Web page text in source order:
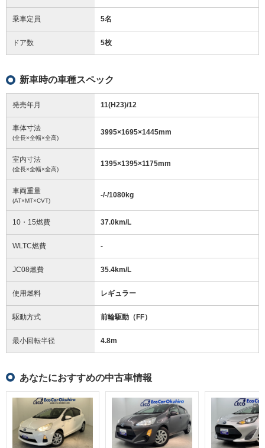
乗車定員 5名
ドア数 5枚
新車時の車種スペック
発売年月 11(H23)/12
車体寸法
(全長×全幅×全高)
3995×1695×1445mm
室内寸法
(全長×全幅×全高)
1395×1395×1175mm
車両重量
(AT×MT×CVT)
-/-/1080kg
10・15燃費 37.0km/L
WLTC燃費 -
JC08燃費 35.4km/L
使用燃料 レギュラー
駆動方式 前輪駆動（FF）
最小回転半径 4.8m
あなたにおすすめの中古車情報